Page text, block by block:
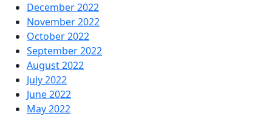
December 2022
November 2022
October 2022
September 2022
August 2022
July 2022
June 2022
May 2022